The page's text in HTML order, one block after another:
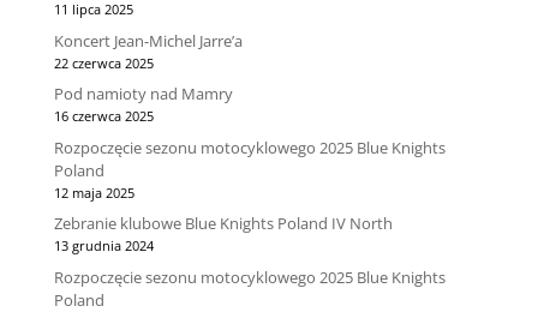
11 lipca 2025
Koncert Jean-Michel Jarre’a
22 czerwca 2025
Pod namioty nad Mamry
16 czerwca 2025
Rozpoczęcie sezonu motocyklowego 2025 Blue Knights
Poland
12 maja 2025
Zebranie klubowe Blue Knights Poland IV North
13 grudnia 2024
Rozpoczęcie sezonu motocyklowego 2025 Blue Knights
Poland